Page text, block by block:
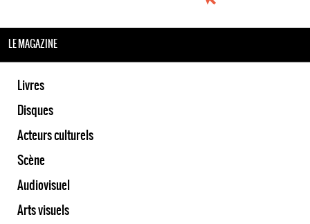
LE MAGAZINE
Livres
Disques
Acteurs culturels
Scène
Audiovisuel
Arts visuels